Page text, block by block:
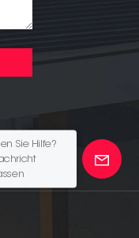
Sie Hilfe?